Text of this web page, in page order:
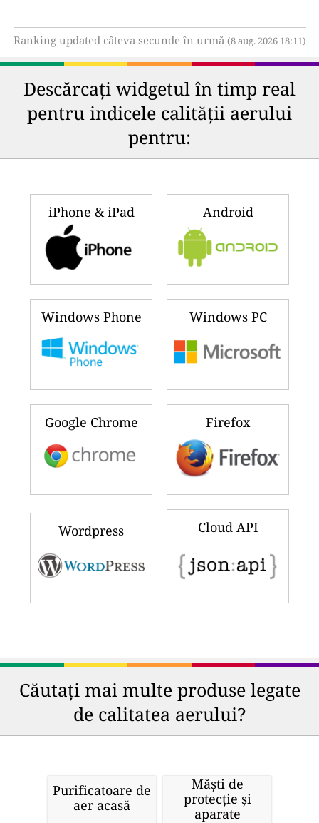
Ranking updated câteva secunde în urmă (8 aug. 2026 18:11)
Descărcați widgetul în timp real
pentru indicele calității aerului
pentru:
iPhone & iPad Android
Windows Phone Windows PC
Google Chrome Firefox
Wordpress Cloud API
Căutați mai multe produse legate
de calitatea aerului?
Purificatoare de
aer acasă
Măști de
protecție și
aparate